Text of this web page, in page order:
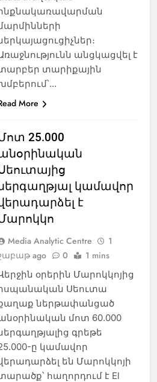
անցկացվել է
տարիքային
More
25.000
կամավոր
է
Media Analytic Centre
1
ago
0 1 mins
օրերին Մարոկկոյից
Սեուտա
ներթափանցած
մոտ 60.000
գրեթե
ը կամավոր
են Մարոկկոյի
հաղորդում է El